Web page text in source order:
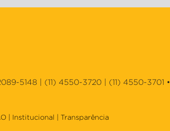
5148 | (11) 4550-3720 | (11) 4550-3701 •
| Institucional | Transparência